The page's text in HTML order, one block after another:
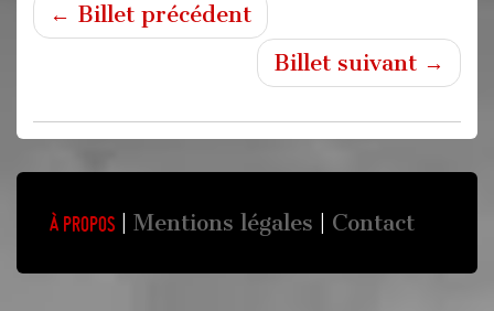
← Billet précédent
Billet suivant →
À propos Mentions légales Contact